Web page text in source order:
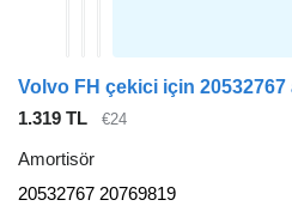
Volvo FH çekici için
1.319 TL
€24
Amortisör
20532767 20769819